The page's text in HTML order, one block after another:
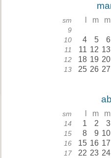
sm m m
9
10 4 5 6
11 11 12 13
12 18 19 20
13 25 26 27
sm m m
14 1 2 3
15 8 9 10
16 15 16 17
17 22 23 24